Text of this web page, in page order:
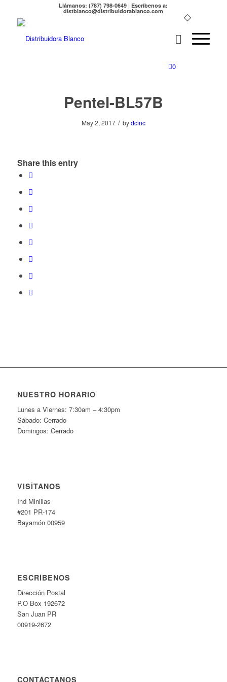
Llámanos: (787) 798-0649 | Escríbenos a:
distblanco@distribuidorablanco.com
0
Pentel-BL57B
May 2, 2017 / bydcinc
Share this entry
NUESTRO HORARIO
Lunes a Viernes: 7:30am – 4:30pm
Sábado: Cerrado
Domingos: Cerrado
VISÍTANOS
Ind Minillas
#201 PR-174
Bayamón 00959
ESCRÍBENOS
Dirección Postal
P.O Box 192672
San Juan PR
00919-2672
CONTÁCTANOS